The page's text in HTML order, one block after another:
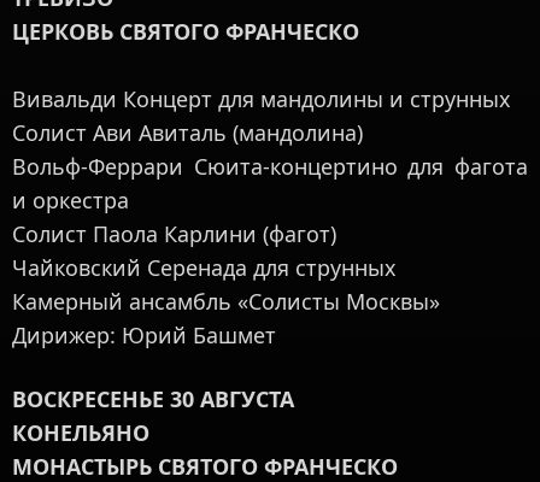
ЦЕРКОВЬ СВЯТОГО ФРАНЧЕСКО
Вивальди Концерт для мандолины и струнных
Солист Ави Авиталь (мандолина)
Вольф-Феррари Сюита-концертино для фагота
и оркестра
Солист Паола Карлини (фагот)
Чайковский Серенада для струнных
Камерный ансамбль «Солисты Москвы»
Дирижер: Юрий Башмет
ВОСКРЕСЕНЬЕ 30 АВГУСТА
КОНЕЛЬЯНО
МОНАСТЫРЬ СВЯТОГО ФРАНЧЕСКО